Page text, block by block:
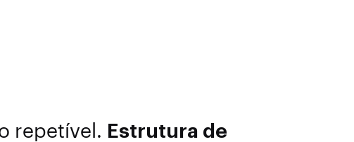
repetível. Estrutura de